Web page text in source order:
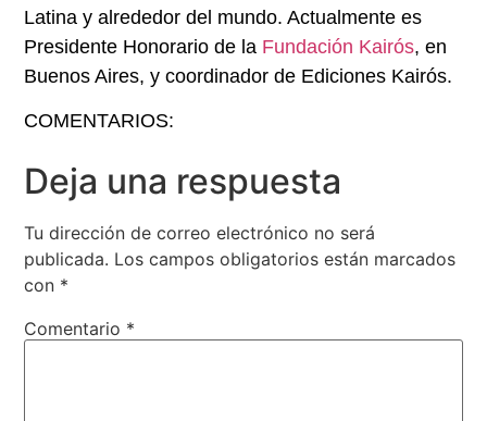
Latina y alrededor del mundo. Actualmente es
Presidente Honorario de la Fundación Kairós, en
Buenos Aires, y coordinador de Ediciones Kairós.
COMENTARIOS:
Deja una respuesta
Tu dirección de correo electrónico no será
publicada. Los campos obligatorios están marcados
con *
Comentario *